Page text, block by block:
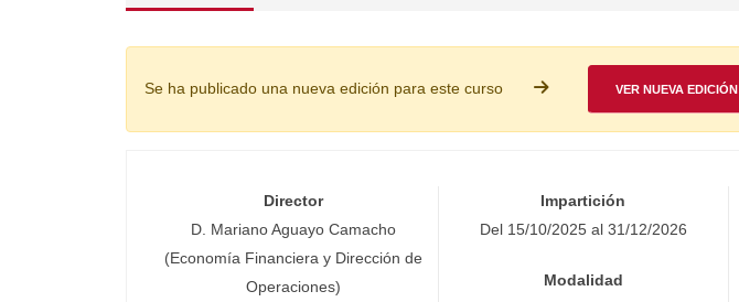
Se ha publicado una nueva edición para este curso VER NUEVA EDICIÓN
Director
D. Mariano Aguayo Camacho
(Economía Financiera y Dirección de
Operaciones)
Impartición
Del 15/10/2025 al 31/12/2026
Modalidad